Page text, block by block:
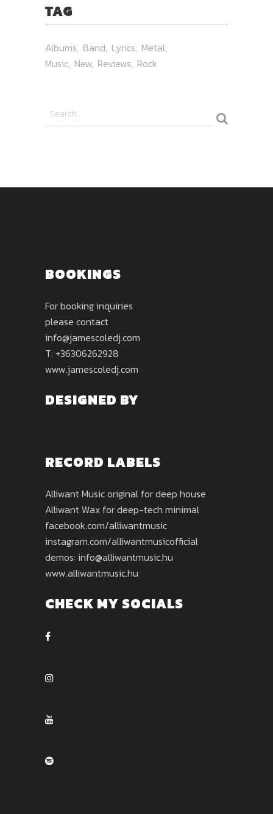
TAG
Albums Band Lyrics Metal
Music New Reviews Rock
BOOKINGS
For booking inquiries
please contact
info@jamescoledj.com
T: +36306262928
www.jamescoledj.com
DESIGNED BY
RECORD LABELS
Alliwant Music original for deep house
Alliwant Wax for deep-tech minimal
facebook.com/alliwantmusic
instagram.com/alliwantmusicofficial
demos: info@alliwantmusic.hu
www.alliwantmusic.hu
CHECK MY SOCIALS